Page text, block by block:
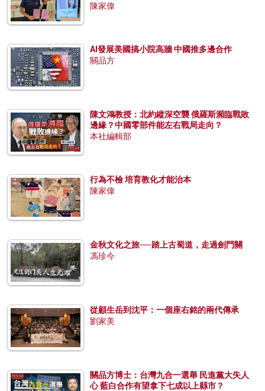
陳家偉
AI發展美國搞小院高牆 中國推多邊合作
關品方
陳文鴻教授：北約縱深空襲 俄羅斯瀕臨戰敗
邊緣？中國零部件能左右戰局走向？
本社編輯部
行為不檢 培育教化才能治本
陳家偉
金秋文化之旅──踏上古蜀道，走過劍門關
馮珍今
從顧生岳到沈平：一個座右銘的兩代傳承
劉家美
關品方博士：台灣九合一選舉 民進黨大失人
心 藍白合作有望拿下七成以上縣市？